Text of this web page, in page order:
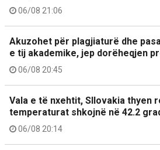
06/08 21:06
Akuzohet për plagjiaturë dhe
e tij akademike, jep dorëheqjen
06/08 20:45
Vala e të nxehtit, Sllovakia thyen
temperaturat shkojnë në 42.2
06/08 20:14